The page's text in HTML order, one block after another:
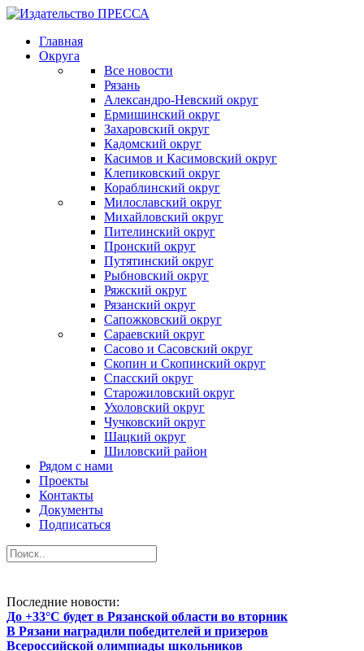
Главная
Округа
Все новости
Рязань
Александро-Невский округ
Ермишинский округ
Захаровский округ
Кадомский округ
Касимов и Касимовский округ
Клепиковский округ
Кораблинский округ
Милославский округ
Михайловский округ
Пителинский округ
Пронский округ
Путятинский округ
Рыбновский округ
Ряжский округ
Рязанский округ
Сапожковский округ
Сараевский округ
Сасово и Сасовский округ
Скопин и Скопинский округ
Спасский округ
Старожиловский округ
Ухоловский округ
Чучковский округ
Шацкий округ
Шиловский район
Рядом с нами
Проекты
Контакты
Документы
Подписаться
Последние новости:
До +33°С будет в Рязанской области во вторник
В Рязани наградили победителей и призеров
Всероссийской олимпиады школьников